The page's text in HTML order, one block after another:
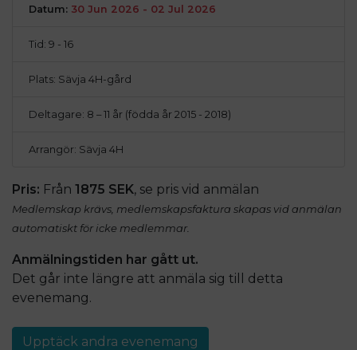
Datum: 30 Jun 2026 - 02 Jul 2026
Tid: 9 - 16
Plats: Sävja 4H-gård
Deltagare: 8 – 11 år (födda år 2015 - 2018)
Arrangör: Sävja 4H
Pris: Från 1875 SEK, se pris vid anmälan
Medlemskap krävs, medlemskapsfaktura skapas vid anmälan
automatiskt för icke medlemmar.
Anmälningstiden har gått ut.
Det går inte längre att anmäla sig till detta
evenemang.
Upptäck andra evenemang